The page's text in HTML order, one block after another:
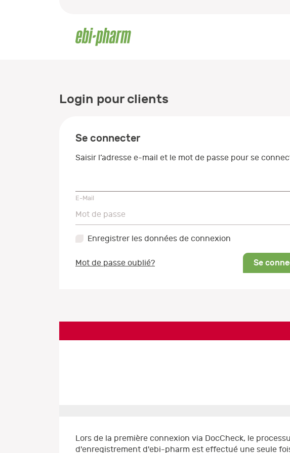
Login pour clients
Se connecter
Saisir l’adresse e-mail et le mot de passe pour se
E-Mail
Mot de passe
Mot de passe
Enregistrer les données de connexion
Mot de passe oublié? Se
Lors de la première connexion via DocCheck, le
d'enregistrement d'ebi-pharm est effectué une seule